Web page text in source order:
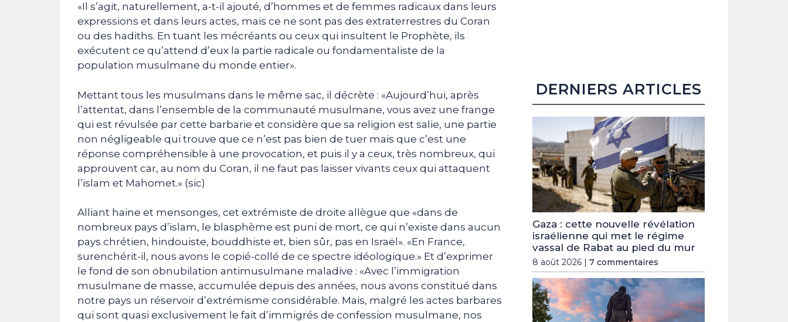
«Il s’agit, naturellement, a-t-il ajouté, d’hommes et de femmes radicaux dans leurs
expressions et dans leurs actes, mais ce ne sont pas des extraterrestres du Coran
ou des hadiths. En tuant les mécréants ou ceux qui insultent le Prophète, ils
exécutent ce qu’attend d’eux la partie radicale ou fondamentaliste de la
population musulmane du monde entier».
Mettant tous les musulmans dans le même sac, il décrète : «Aujourd’hui, après
l’attentat, dans l’ensemble de la communauté musulmane, vous avez une frange
qui est révulsée par cette barbarie et considère que sa religion est salie, une partie
non négligeable qui trouve que ce n’est pas bien de tuer mais que c’est une
réponse compréhensible à une provocation, et puis il y a ceux, très nombreux, qui
approuvent car, au nom du Coran, il ne faut pas laisser vivants ceux qui attaquent
l’islam et Mahomet.» (sic)
Alliant haine et mensonges, cet extrémiste de droite allègue que «dans de
nombreux pays d’islam, le blasphème est puni de mort, ce qui n’existe dans aucun
pays chrétien, hindouiste, bouddhiste et, bien sûr, pas en Israël». «En France,
surenchérit-il, nous avons le copié-collé de ce spectre idéologique.» Et d’exprimer
le fond de son obnubilation antimusulmane maladive : «Avec l’immigration
musulmane de masse, accumulée depuis des années, nous avons constitué dans
notre pays un réservoir d’extrémisme considérable. Mais, malgré les actes barbares
qui sont quasi exclusivement le fait d’immigrés de confession musulmane, nos
DERNIERS ARTICLES
Gaza : cette nouvelle révélation
israélienne qui met le régime
vassal de Rabat au pied du mur
8 août 2026 | 7 commentaires